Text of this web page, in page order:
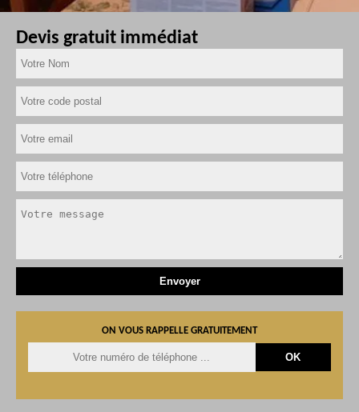
Devis gratuit immédiat
ON VOUS RAPPELLE GRATUITEMENT